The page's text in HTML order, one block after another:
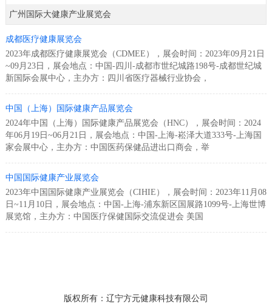
广州国际大健康产业展览会
成都医疗健康展览会
2023年成都医疗健康展览会（CDMEE），展会时间：2023年09月21日
~09月23日，展会地点：中国-四川-成都市世纪城路198号-成都世纪城
新国际会展中心，主办方：四川省医疗器械行业协会，
中国（上海）国际健康产品展览会
2024年中国（上海）国际健康产品展览会（HNC），展会时间：2024
年06月19日~06月21日，展会地点：中国-上海-崧泽大道333号-上海国
家会展中心，主办方：中国医药保健品进出口商会，举
中国国际健康产业展览会
2023年中国国际健康产业展览会（CIHIE），展会时间：2023年11月08
日~11月10日，展会地点：中国-上海-浦东新区国展路1099号-上海世博
展览馆，主办方：中国医疗保健国际交流促进会 美国
版权所有：辽宁方元健康科技有限公司